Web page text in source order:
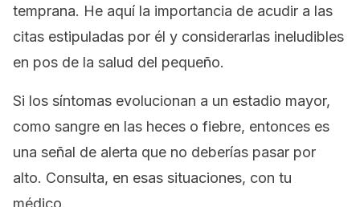
temprana. He aquí la importancia de acudir a las
citas estipuladas por él y considerarlas ineludibles
en pos de la salud del pequeño.
Si los síntomas evolucionan a un estadio mayor,
como sangre en las heces o fiebre, entonces es
una señal de alerta que no deberías pasar por
alto. Consulta, en esas situaciones, con tu
médico.